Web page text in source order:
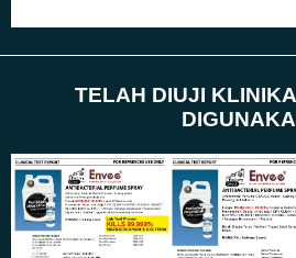
TELAH DIUJI